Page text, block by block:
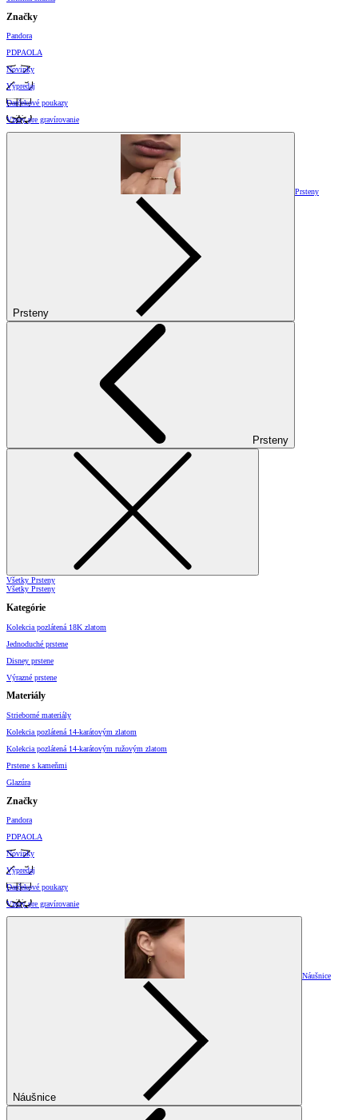
Značky
Pandora
PDPAOLA
Novinky
Výpredaj
Darčekové poukazy
Vzory pre gravírovanie
Prsteny
Prsteny
Prsteny
Všetky Prsteny
Všetky Prsteny
Kategórie
Kolekcia pozlátená 18K zlatom
Jednoduché prstene
Disney prstene
Výrazné prstene
Materiály
Strieborné materiály
Kolekcia pozlátená 14-karátovým zlatom
Kolekcia pozlátená 14-karátovým ružovým zlatom
Prstene s kameňmi
Glazúra
Značky
Pandora
PDPAOLA
Novinky
Výpredaj
Darčekové poukazy
Vzory pre gravírovanie
Náušnice
Náušnice